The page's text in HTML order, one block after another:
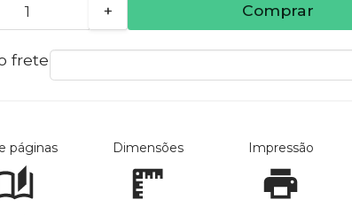
+ Comprar
frete
páginas Dimensões Impressão